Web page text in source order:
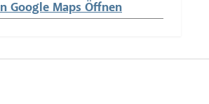
In Google Maps Öffnen